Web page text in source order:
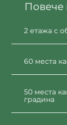
2 етажа с
60 места
50 места
градина